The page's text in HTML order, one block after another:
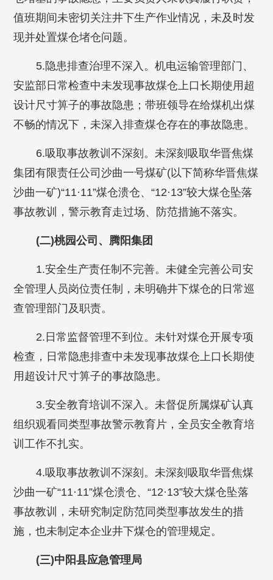
值班期间未密切关注井下生产作业情况，未及时发
现并处置煤仓堵仓问题。
5.隐患排查治理不深入。机电运输管理部门、
安监部日常检查中未发现事故煤仓上口长期使用超
设计尺寸箅子的事故隐患；带班领导在给煤机出煤
不畅的情况下，未深入排查煤仓存在的事故隐患。
6.吸取事故教训不深刻。未深刻吸取华晋焦煤
集团有限责任公司沙曲一号煤矿(以下简称华晋焦煤
沙曲一矿)“11·11”煤仓溃仓、“12·13”较大煤仓坠落
事故教训，警示教育走过场、防范措施不落实。
(二)桃园公司、腾阳集团
1.安全生产责任制不完善。未健全完善公司安
全管理人员岗位责任制，未明确井下煤仓的日常巡
查管理部门及职责。
2.日常监督管理不到位。未针对煤仓开展专项
检查，日常隐患排查中未发现事故煤仓上口长期使
用超设计尺寸箅子的事故隐患。
3.安全教育培训不深入。未督促所属煤矿认真
组织观看同类型事故警示教育片，全员安全教育培
训工作不扎实。
4.吸取事故教训不深刻。未深刻吸取华晋焦煤
沙曲一矿“11·11”煤仓溃仓、“12·13”较大煤仓坠落
事故教训，未研究制定防范同类型事故发生的措
施，也未制定本企业井下煤仓的管理规定。
(三)中阳县应急管理局